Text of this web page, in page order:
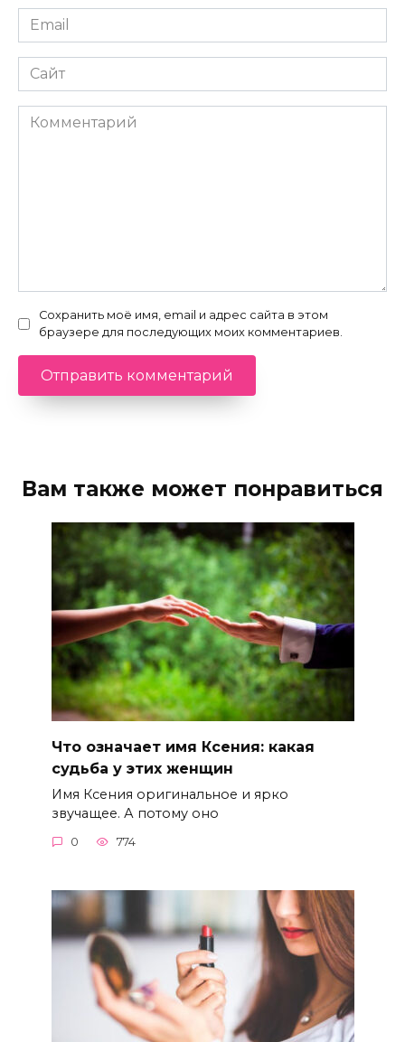
Email
*
Сайт
Комментарий
Сохранить моё имя, email и адрес сайта в этом
браузере для последующих моих комментариев.
Вам также может понравиться
Что означает имя Ксения: какая
судьба у этих женщин
Имя Ксения оригинальное и ярко
звучащее. А потому оно
0 774